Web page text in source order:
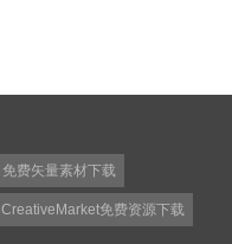
免费矢量素材下载
CreativeMarket免费资源下载